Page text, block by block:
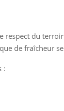
respect du
de fraîcheur
: